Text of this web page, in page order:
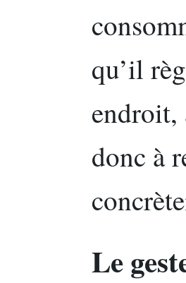
qu’il
endroit,
donc à
Le